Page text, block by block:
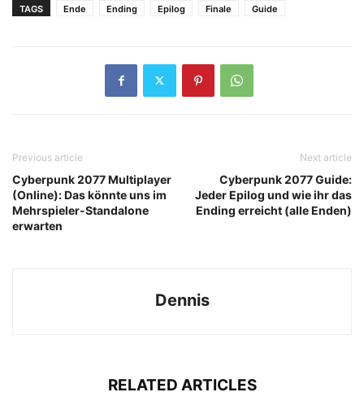
TAGS Ende Ending Epilog Finale Guide
Previous article
Cyberpunk 2077 Multiplayer
(Online): Das könnte uns im
Mehrspieler-Standalone
erwarten
Next article
Cyberpunk 2077 Guide:
Jeder Epilog und wie ihr das
Ending erreicht (alle Enden)
Dennis
RELATED ARTICLES